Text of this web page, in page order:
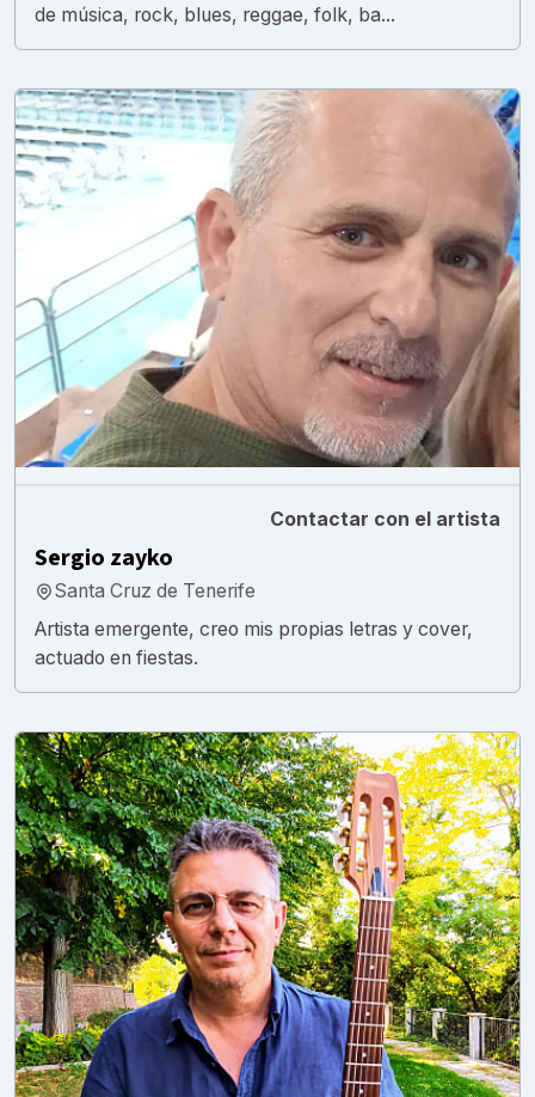
de música, rock, blues, reggae, folk, ba...
Contactar con el artista
Sergio zayko
Santa Cruz de Tenerife
Artista emergente, creo mis propias letras y cover,
actuado en fiestas.